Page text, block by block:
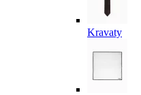
Kravaty